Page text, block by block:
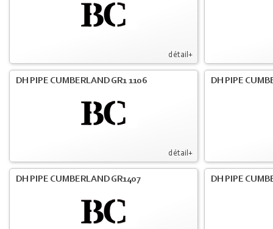
détail+
détail+
DH PIPE CUMBERLAND GR1 1106 DH PIPE
DH PIPE CUMBERLAND GR1407 DH PIPE